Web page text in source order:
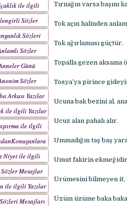
ile ilgili
Yazılar
Sözler
Mesajlar
Sözleri
Sözler
Mesajlar
Günü
Mesajları
Sözler
Arkası Yazılar
ile ilgili Yazılar
ile ilgili
Sözler
Sözler
Niyet ile ilgili
Yazılar
Mesajlar
ile ilgili Yazılar
Mesajları
Tırnağın varsa başını
Tok açın halinden
Tok ağırlaması güçtür.
Topalla gezen aksama
Tosya’ya pirince
Ucuna bak bezini al,
Ucuz alan pahalı alır.
Ummadığın taş baş
Umut fakirin
Ürümesini bilmeyen
Üzüm üzüme baka